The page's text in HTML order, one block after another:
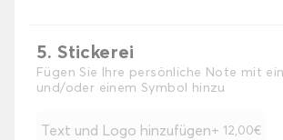
5. Stickerei
Fügen Sie Ihre persönliche Note mit
und/oder einem Symbol hinzu
Text und Logo hinzufügen + 12,00€